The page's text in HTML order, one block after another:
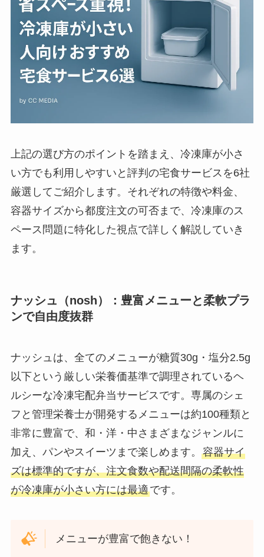
上記の選び方のポイントを踏まえ、冷凍庫が小さ
い方でも利用しやすいと評判の宅食サービスを6社
厳選してご紹介します。それぞれの特徴や料金、
容器サイズから都度注文の可否まで、冷凍庫のス
ペース問題に特化した視点で詳しく解説していき
ます。
ナッシュ（nosh）：豊富メニューと柔軟プラ
ンで自由度抜群
ナッシュは、全てのメニューが糖質30g・塩分2.5g
以下という厳しい栄養価基準で調理されているヘ
ルシーな冷凍宅配弁当サービスです。専属のシェ
フと管理栄養士が開発するメニューは約100種類と
非常に豊富で、和・洋・中さまざまなジャンルに
加え、パンやスイーツまで楽しめます。 容器サイ
ズは標準的ですが、注文食数や配送間隔の柔軟性
が冷凍庫が小さい方には最適です。
メニューが豊富で飽きない！